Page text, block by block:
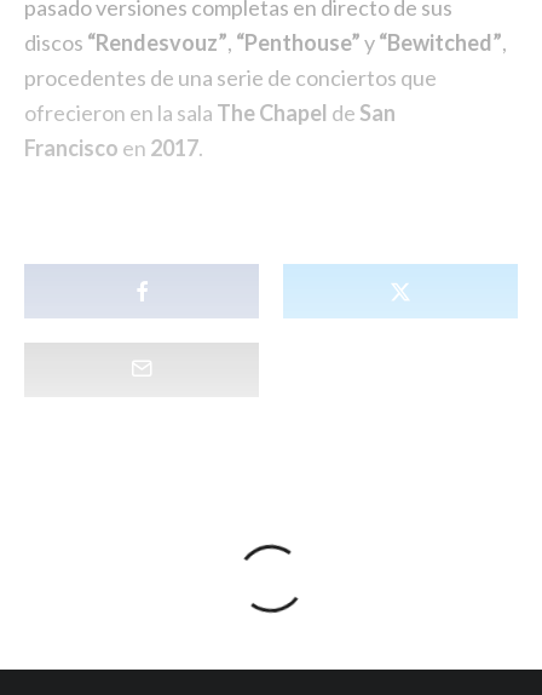
pasado versiones completas en directo de sus
discos “Rendesvouz”, “Penthouse”y“Bewitched”,
procedentes de una serie de conciertos que
ofrecieron en la sala The Chapel de San
Francisco en 2017.